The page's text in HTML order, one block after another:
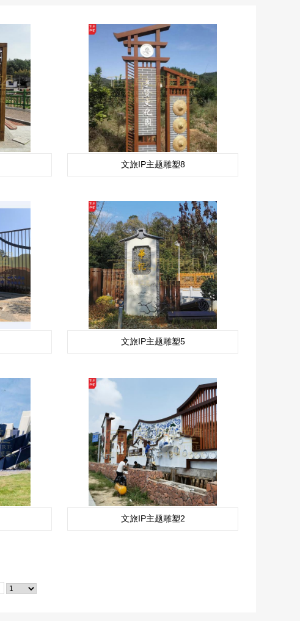
文旅IP主题雕塑8
文旅IP主题雕塑5
文旅IP主题雕塑2